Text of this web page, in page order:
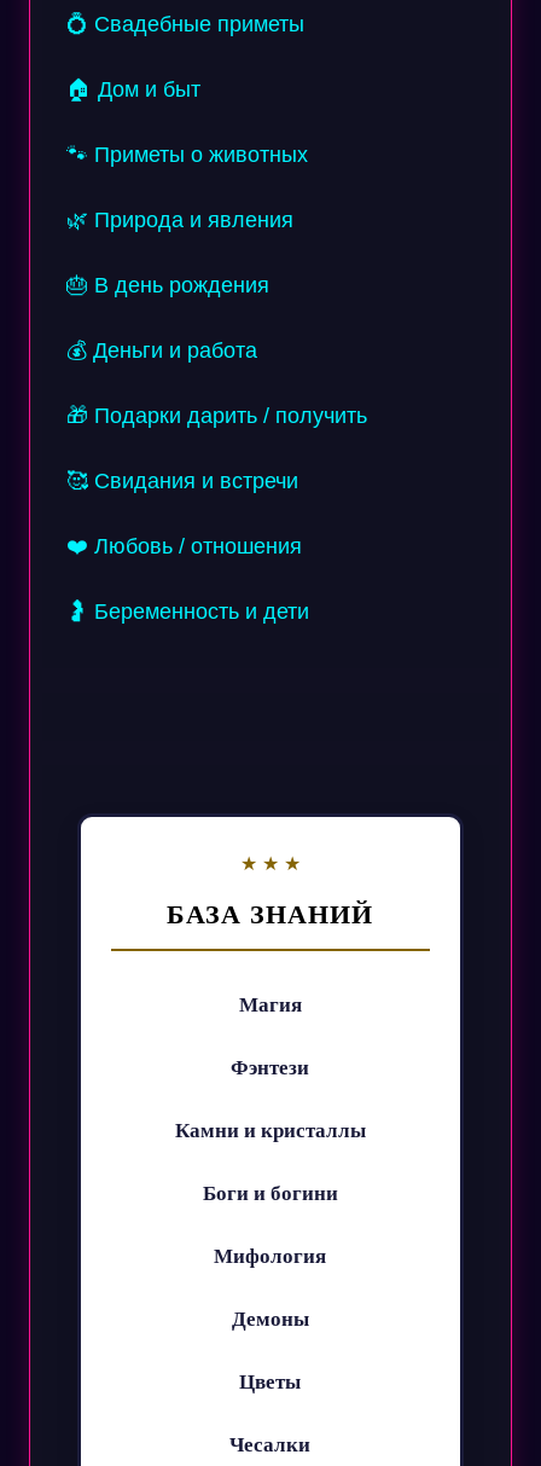
💍 Свадебные приметы
🏠 Дом и быт
🐾 Приметы о животных
🌿 Природа и явления
🎂 В день рождения
💰 Деньги и работа
🎁 Подарки дарить / получить
🥰 Свидания и встречи
❤️ Любовь / отношения
🤰 Беременность и дети
БАЗА ЗНАНИЙ
Магия
Фэнтези
Камни и кристаллы
Боги и богини
Мифология
Демоны
Цветы
Чесалки